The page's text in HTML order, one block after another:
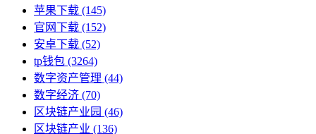
苹果下载 (145)
官网下载 (152)
安卓下载 (52)
tp钱包 (3264)
数字资产管理 (44)
数字经济 (70)
区块链产业园 (46)
区块链产业 (136)